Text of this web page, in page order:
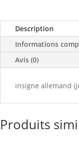
Description
Informations
Avis (0)
insigne allemand
Produits